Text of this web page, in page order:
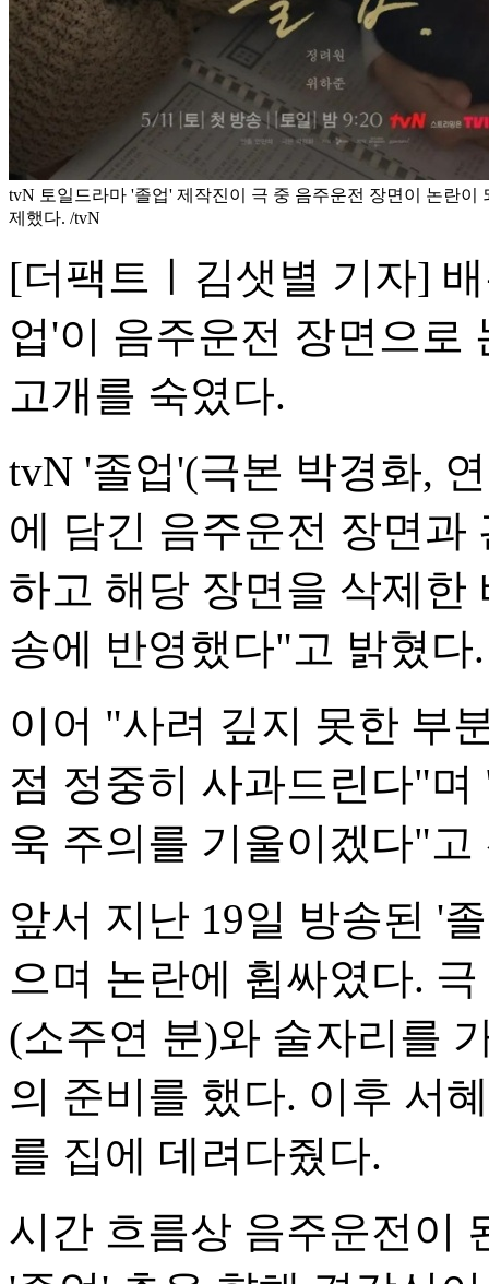
tvN 토일드라마 '졸업' 제작진이 극 중 음주운전 장면이 논란이
제했다. /tvN
[더팩트ㅣ김샛별 기자]
업'이 음주운전 장면으로
고개를 숙였다.
tvN '졸업'(극본 박경화,
에 담긴 음주운전 장면과
하고 해당 장면을 삭제한
송에 반영했다"고 밝혔다.
이어 "사려 깊지 못한 부
점 정중히 사과드린다"
욱 주의를 기울이겠다"고
앞서 지난 19일 방송된 '
으며 논란에 휩싸였다.
(소주연 분)와 술자리를
의 준비를 했다. 이후 서
를 집에 데려다줬다.
시간 흐름상 음주운전이